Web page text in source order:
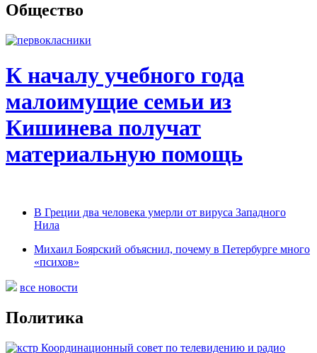
Общество
К началу учебного года
малоимущие семьи из
Кишинева получат
материальную помощь
В Греции два человека умерли от вируса Западного
Нила
Михаил Боярский объяснил, почему в Петербурге много
«психов»
все новости
Политика